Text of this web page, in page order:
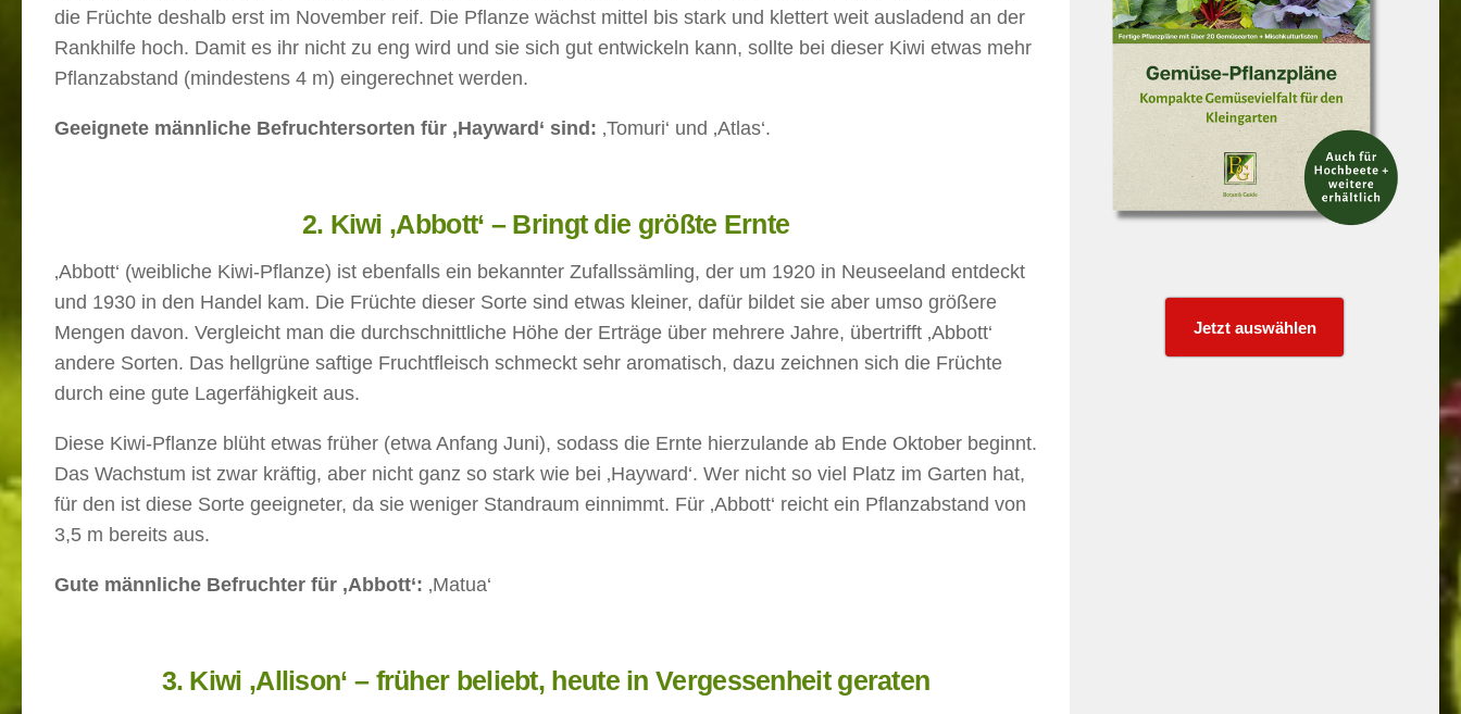
die Früchte deshalb erst im November reif. Die Pflanze wächst mittel bis stark und klettert weit ausladend an der
Rankhilfe hoch. Damit es ihr nicht zu eng wird und sie sich gut entwickeln kann, sollte bei dieser Kiwi etwas mehr
Pflanzabstand (mindestens 4 m) eingerechnet werden.
Geeignete männliche Befruchtersorten für ‚Hayward‘ sind: ‚Tomuri‘ und ‚Atlas‘.
2. Kiwi ‚Abbott‘ – Bringt die größte Ernte
‚Abbott‘ (weibliche Kiwi-Pflanze) ist ebenfalls ein bekannter Zufallssämling, der um 1920 in Neuseeland entdeckt
und 1930 in den Handel kam. Die Früchte dieser Sorte sind etwas kleiner, dafür bildet sie aber umso größere
Mengen davon. Vergleicht man die durchschnittliche Höhe der Erträge über mehrere Jahre, übertrifft ‚Abbott‘
andere Sorten. Das hellgrüne saftige Fruchtfleisch schmeckt sehr aromatisch, dazu zeichnen sich die Früchte
durch eine gute Lagerfähigkeit aus.
Diese Kiwi-Pflanze blüht etwas früher (etwa Anfang Juni), sodass die Ernte hierzulande ab Ende Oktober beginnt.
Das Wachstum ist zwar kräftig, aber nicht ganz so stark wie bei ‚Hayward‘. Wer nicht so viel Platz im Garten hat,
für den ist diese Sorte geeigneter, da sie weniger Standraum einnimmt. Für ‚Abbott‘ reicht ein Pflanzabstand von
3,5 m bereits aus.
Gute männliche Befruchter für ‚Abbott‘: ‚Matua‘
3. Kiwi ‚Allison‘ – früher beliebt, heute in Vergessenheit geraten
Jetzt auswählen